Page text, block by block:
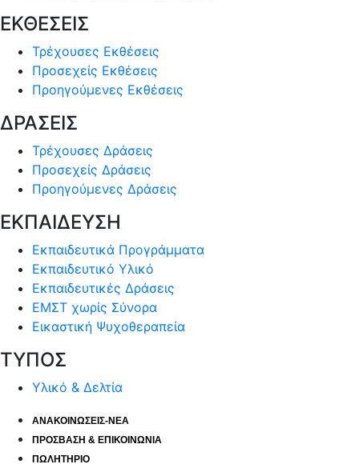
ΕΚΘΕΣΕΙΣ
Τρέχουσες Εκθέσεις
Προσεχείς Εκθέσεις
Προηγούμενες Εκθέσεις
ΔΡΑΣΕΙΣ
Τρέχουσες Δράσεις
Προσεχείς Δράσεις
Προηγούμενες Δράσεις
ΕΚΠΑΙΔΕΥΣΗ
Εκπαιδευτικά Προγράμματα
Εκπαιδευτικό Υλικό
Εκπαιδευτικές Δράσεις
ΕΜΣΤ χωρίς Σύνορα
Εικαστική Ψυχοθεραπεία
ΤΥΠΟΣ
Υλικό & Δελτία
ΑΝΑΚΟΙΝΩΣΕΙΣ-ΝΕΑ
ΠΡΟΣΒΑΣΗ & ΕΠΙΚΟΙΝΩΝΙΑ
ΠΩΛΗΤΗΡΙΟ